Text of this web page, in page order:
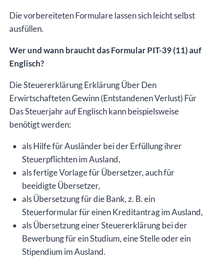
Die vorbereiteten Formulare lassen sich leicht selbst
ausfüllen.
Wer und wann braucht das Formular PIT-39 (11) auf
Englisch?
Die Steuererklärung Erklärung Über Den
Erwirtschafteten Gewinn (Entstandenen Verlust) Für
Das Steuerjahr auf Englisch kann beispielsweise
benötigt werden:
als Hilfe für Ausländer bei der Erfüllung ihrer
Steuerpflichten im Ausland,
als fertige Vorlage für Übersetzer, auch für
beeidigte Übersetzer,
als Übersetzung für die Bank, z. B. ein
Steuerformular für einen Kreditantrag im Ausland,
als Übersetzung einer Steuererklärung bei der
Bewerbung für ein Studium, eine Stelle oder ein
Stipendium im Ausland.